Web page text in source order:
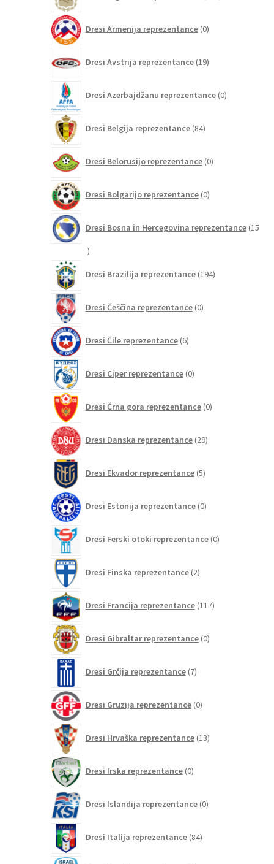
Dresi Armenija reprezentance 0izdelkov
Dresi Avstrija reprezentance 19izdelkov
Dresi Azerbajdžanu reprezentance 0izdelkov
Dresi Belgija reprezentance 84izdelkov
Dresi Belorusijo reprezentance 0izdelkov
Dresi Bolgarijo reprezentance 0izdelkov
Dresi Bosna in Hercegovina reprezentance 15
15
Dresi Brazilija reprezentance 194izdelkov
Dresi Češčina reprezentance 0izdelkov
Dresi Čile reprezentance 6izdelkov
Dresi Ciper reprezentance 0izdelkov
Dresi Črna gora reprezentance 0izdelkov
Dresi Danska reprezentance 29izdelkov
Dresi Ekvador reprezentance 5izdelkov
Dresi Estonija reprezentance 0izdelkov
Dresi Ferski otoki reprezentance 0izdelkov
Dresi Finska reprezentance 2izdelka
Dresi Francija reprezentance 117izdelkov
Dresi Gibraltar reprezentance 0izdelkov
Dresi Grčija reprezentance 7izdelkov
Dresi Gruzija reprezentance 0izdelkov
Dresi Hrvaška reprezentance 13izdelkov
Dresi Irska reprezentance 0izdelkov
Dresi Islandija reprezentance 0izdelkov
Dresi Italija reprezentance 84izdelkov